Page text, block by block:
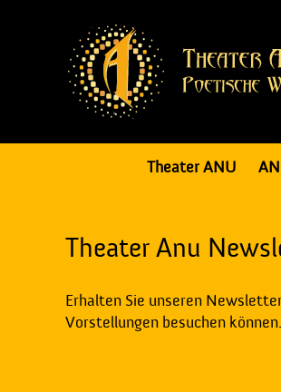
Theater ANU
Theater Anu
Erhalten Sie unseren
Vorstellungen besuchen können.